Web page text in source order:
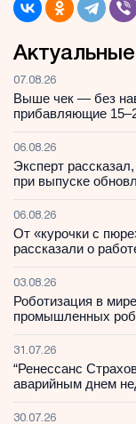
07.08.26
Выше чек — без
прибавляющие
06.08.26
Эксперт
при выпуске
06.08.26
От «курочки с
рассказали о
03.08.26
Роботизация в
промышленных
31.07.26
“Ренессанс
аварийным днем
30.07.26